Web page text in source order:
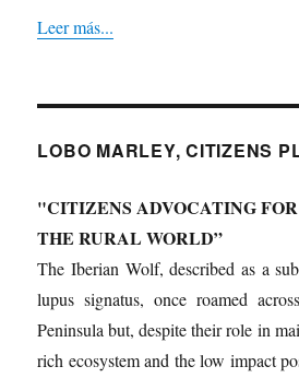
Leer más...
LOBO MARLEY, CITIZENS
"CITIZENS ADVOCATING
THE RURAL WORLD”
The Iberian Wolf, described as a
lupus signatus, once roamed
Peninsula but, despite their role in
rich ecosystem and the low impact